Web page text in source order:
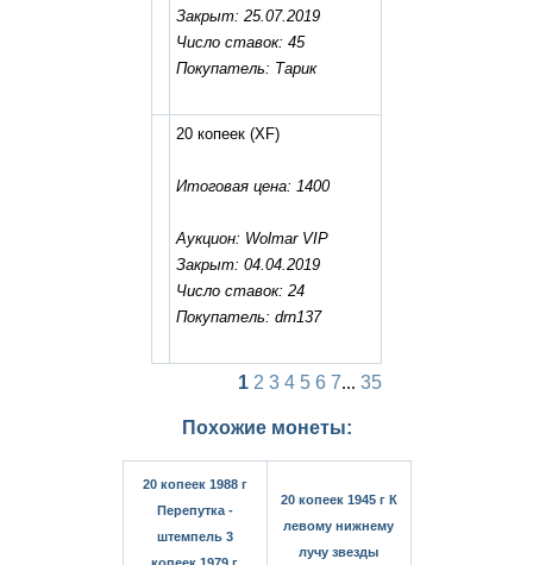
Закрыт: 25.07.2019
Число ставок: 45
Покупатель: Тарик
20 копеек (XF)
Итоговая цена: 1400
Аукцион: Wolmar VIP
Закрыт: 04.04.2019
Число ставок: 24
Покупатель: drn137
1 2 3 4 5 6 7... 35
Похожие монеты:
20 копеек 1988 г
Перепутка -
штемпель 3
20 копеек 1945 г К
левому нижнему
лучу звезды